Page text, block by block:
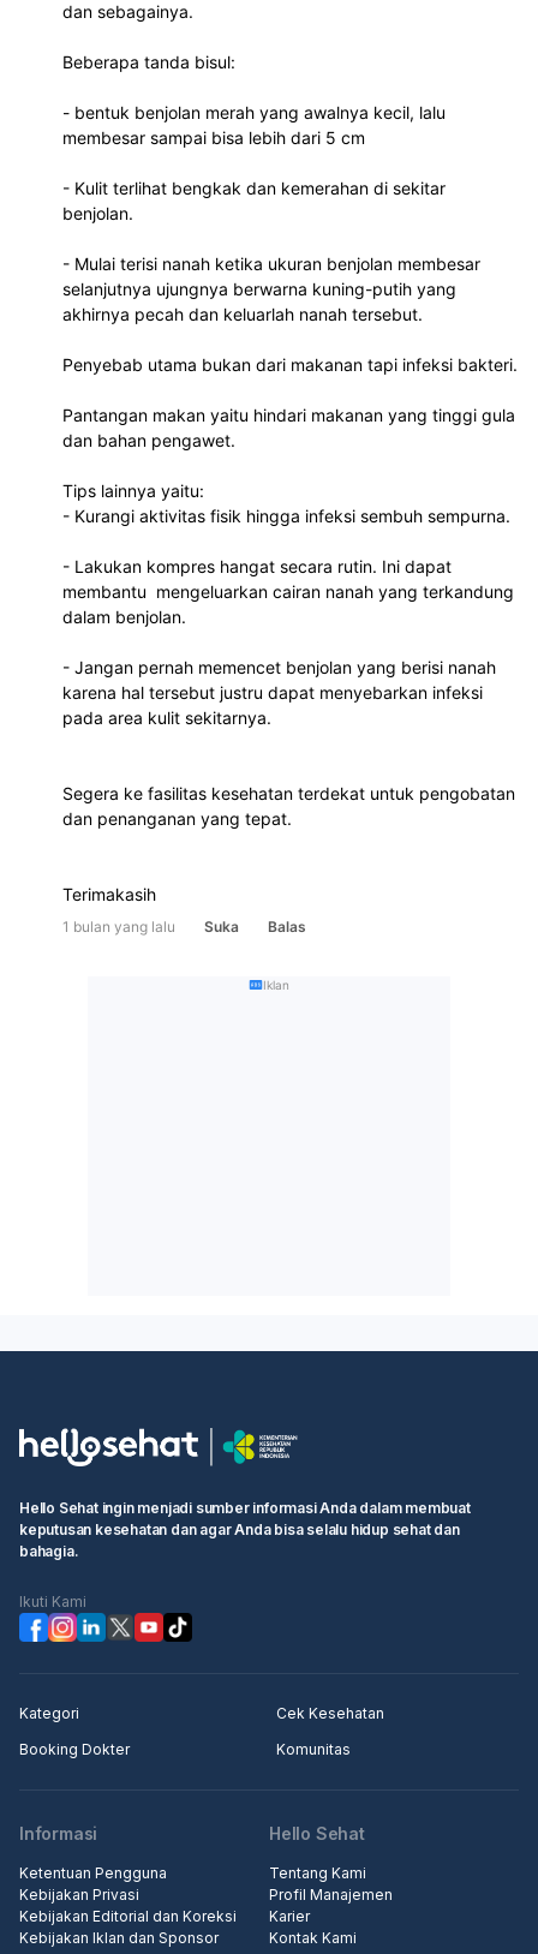
dan sebagainya.
Beberapa tanda bisul:
- bentuk benjolan merah yang awalnya kecil, lalu
membesar sampai bisa lebih dari 5 cm
- Kulit terlihat bengkak dan kemerahan di sekitar
benjolan.
- Mulai terisi nanah ketika ukuran benjolan membesar
selanjutnya ujungnya berwarna kuning-putih yang
akhirnya pecah dan keluarlah nanah tersebut.
Penyebab utama bukan dari makanan tapi infeksi bakteri.
Pantangan makan yaitu hindari makanan yang tinggi gula
dan bahan pengawet.
Tips lainnya yaitu:
- Kurangi aktivitas fisik hingga infeksi sembuh sempurna.
- Lakukan kompres hangat secara rutin. Ini dapat
membantu  mengeluarkan cairan nanah yang terkandung
dalam benjolan.
- Jangan pernah memencet benjolan yang berisi nanah
karena hal tersebut justru dapat menyebarkan infeksi
pada area kulit sekitarnya.
Segera ke fasilitas kesehatan terdekat untuk pengobatan
dan penanganan yang tepat.
Terimakasih
1 bulan yang lalu Suka Balas
Iklan
Hello Sehat ingin menjadi sumber informasi Anda dalam membuat
keputusan kesehatan dan agar Anda bisa selalu hidup sehat dan
bahagia.
Ikuti Kami
Kategori
Cek Kesehatan
Booking Dokter
Komunitas
Informasi
Ketentuan Pengguna
Kebijakan Privasi
Kebijakan Editorial dan Koreksi
Kebijakan Iklan dan Sponsor
Hello Sehat
Tentang Kami
Profil Manajemen
Karier
Kontak Kami